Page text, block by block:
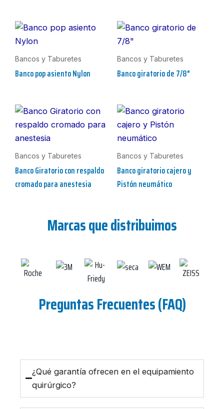
Bancos y Taburetes
Banco pop asiento Nylon
Bancos y Taburetes
Banco giratorio de 7/8″
Bancos y Taburetes
Banco Giratorio con respaldo
cromado para anestesia
Bancos y Taburetes
Banco giratorio cajero y
Pistón neumático
Marcas que distribuimos
Preguntas Frecuentes (FAQ)
¿Qué garantía ofrecen en el equipamiento
quirúrgico?